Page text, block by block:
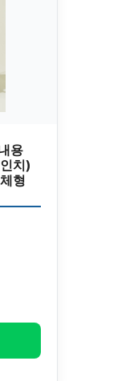
용
치)
형